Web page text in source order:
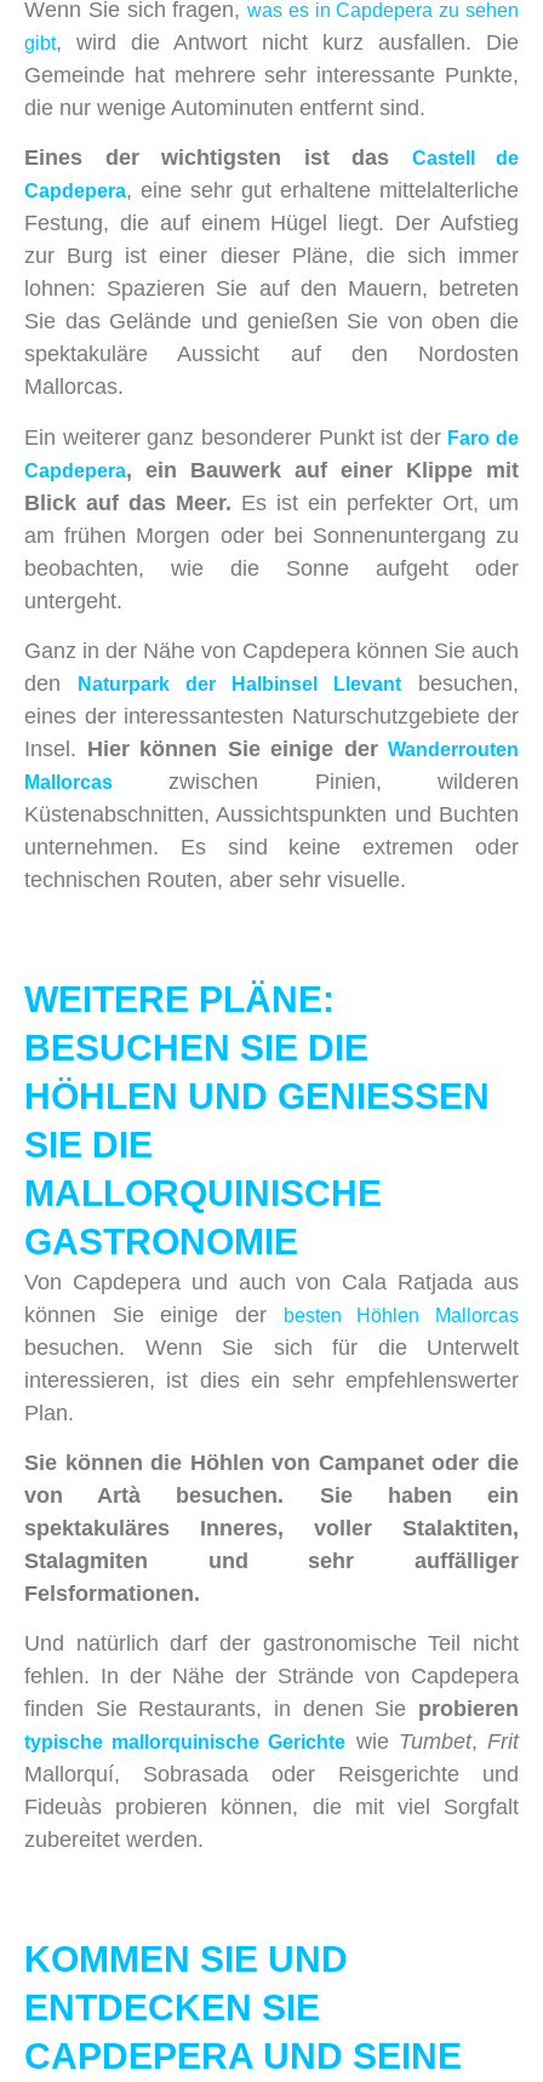
Wenn Sie sich fragen,was es in Capdepera zu sehen
gibt, wird die Antwort nicht kurz ausfallen. Die
Gemeinde hat mehrere sehr interessante Punkte,
die nur wenige Autominuten entfernt sind.
Eines der wichtigsten ist das
Castell de
Capdepera, eine sehr gut erhaltene mittelalterliche
Festung, die auf einem Hügel liegt. Der Aufstieg
zur Burg ist einer dieser Pläne, die sich immer
lohnen: Spazieren Sie auf den Mauern, betreten
Sie das Gelände und genießen Sie von oben die
spektakuläre Aussicht auf den Nordosten
Mallorcas.
Ein weiterer ganz besonderer Punkt ist der Faro de
Capdepera, ein Bauwerk auf einer Klippe mit
Blick auf das Meer. Es ist ein perfekter Ort, um
am frühen Morgen oder bei Sonnenuntergang zu
beobachten, wie die Sonne aufgeht oder
untergeht.
Ganz in der Nähe von Capdepera können Sie auch
den
Naturpark der Halbinsel Llevantbesuchen,
eines der interessantesten Naturschutzgebiete der
Insel. Hier können Sie einige der Wanderrouten
Mallorcas zwischen Pinien, wilderen
Küstenabschnitten, Aussichtspunkten und Buchten
unternehmen. Es sind keine extremen oder
technischen Routen, aber sehr visuelle.
WEITERE PLÄNE:
BESUCHEN SIE DIE
HÖHLEN UND GENIESSEN S
IE DIE M
ALLORQUINISCHE G
ASTRONOMIE
Von Capdepera und auch von Cala Ratjada aus
können Sie einige der
besten Höhlen Mallorcas
besuchen. Wenn Sie sich für die Unterwelt
interessieren, ist dies ein sehr empfehlenswerter
Plan.
Sie können die Höhlen von Campanet oder die
von Artà besuchen. Sie haben ein
spektakuläres Inneres, voller Stalaktiten,
Stalagmiten und sehr auffälliger
Felsformationen.
Und natürlich darf der gastronomische Teil nicht
fehlen. In der Nähe der Strände von Capdepera
finden Sie Restaurants, in denen Sie probieren
typische mallorquinische Gerichte wie Tumbet,Frit
Mallorquí, Sobrasada oder Reisgerichte und
Fideuàs probieren können, die mit viel Sorgfalt
zubereitet werden.
KOMMEN SIE UND
ENTDECKEN SIE
CAPDEPERA UND SEINE